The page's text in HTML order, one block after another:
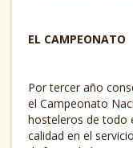
EL CAMPEONATO
Por tercer año
el Campeonato
hosteleros de todo
calidad en el